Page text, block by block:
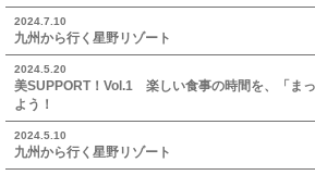
2024.7.10
九州から行く星野リゾート
2024.5.20
美SUPPORT！Vol.1 楽しい食事の時間を、「ま
よう！
2024.5.10
九州から行く星野リゾート